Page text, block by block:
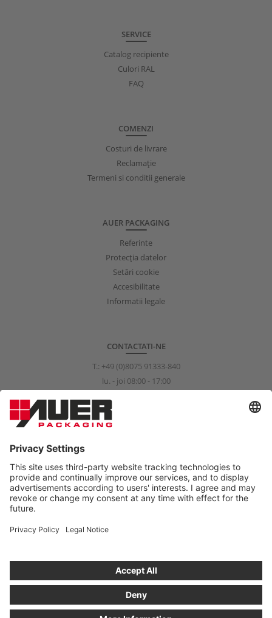
SERVICE
Catalog recipiente
Culori RAL
FAQ
COMENZI
Costuri de livrare
Reclamație
Termeni si conditii generale
AUER PACKAGING
Referinte
Protecţia datelor
Setări cookie
Accesibilitate
Informatii legale
CONTACTATI-NE
T.: +49 (0)8075 91333-840
lu. - joi 08:00 - 17:00
info@auer-packaging.com
CLIENT PERSOANĂ FIZICĂ?
Momentan efectuaţi cumpărături în calitate de client persoană
juridică În magazinul destinat clienţilor persoane fizice, toate
preţurile sunt exprimate cu TVA şi este valabil dreptul de